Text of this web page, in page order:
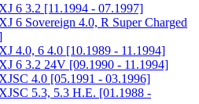
6 3.2 [11.1994 - 07.1997]
6 Sovereign 4.0, R Super Charged
4.0, 6 4.0 [10.1989 - 11.1994]
6 3.2 24V [09.1990 - 11.1994]
4.0 [05.1991 - 03.1996]
5.3, 5.3 H.E. [01.1988 -